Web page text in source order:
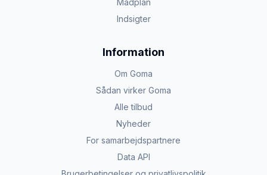
Indsigter
Information
Om Goma
Sådan virker Goma
Alle tilbud
Nyheder
For samarbejdspartnere
Data API